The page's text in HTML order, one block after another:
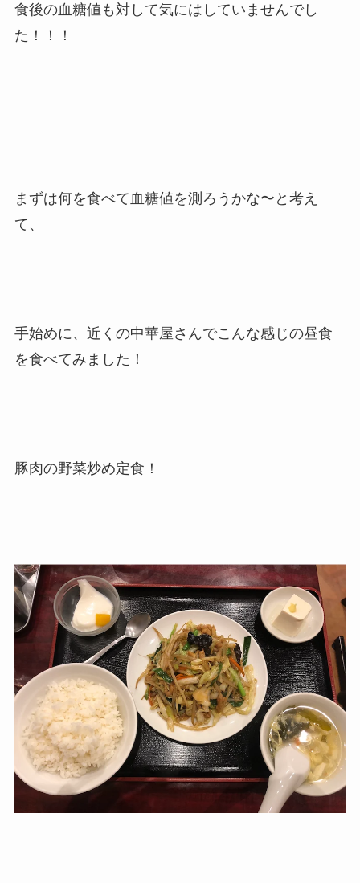
食後の血糖値も対して気にはしていませんでし
た！！！
まずは何を食べて血糖値を測ろうかな〜と考え
て、
手始めに、近くの中華屋さんでこんな感じの昼食
を食べてみました！
豚肉の野菜炒め定食！